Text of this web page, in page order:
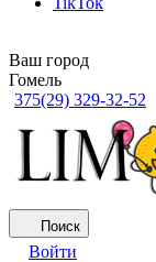
Ваш город
Гомель
375(29) 329-32-52
Поиск
Войти